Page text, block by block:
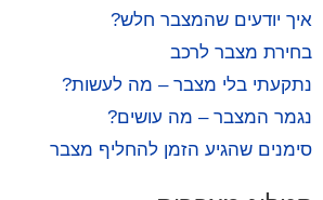
איך יודעים שהמצבר חלש?
בחירת מצבר לרכב
נתקעתי בלי מצבר – מה לעשות?
נגמר המצבר – מה עושים?
סימנים שהגיע הזמן להחליף מצבר